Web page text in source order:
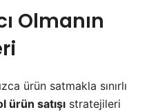
Olmanın
ürün satmakla sınırlı
ürün satışı stratejileri